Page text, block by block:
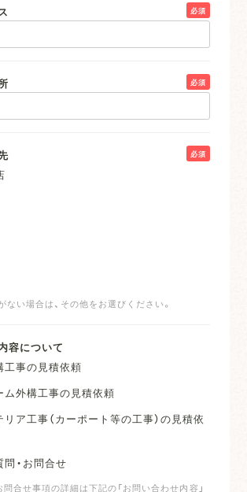
必須
必須
必須
い場合は、その他をお選びください。
容について
工事の見積依頼
ム外構工事の見積依頼
ア工事（カーポート等の工事）の見積依
・お問合せ
合せ事項の詳細は下記の「お問い合わせ内容」